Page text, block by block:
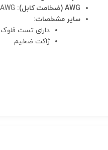
AWG (ضخامت کابل):
سایر مشخصات:
دارای تست فلوک
ژاکت ضخیم